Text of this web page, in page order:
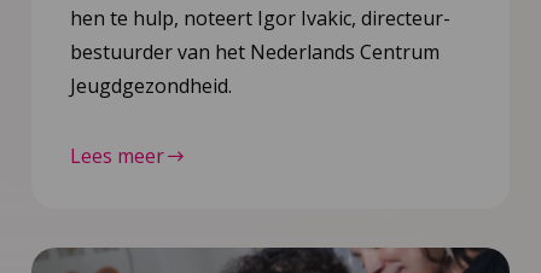
hen te hulp, noteert Igor Ivakic, directeur-
bestuurder van het Nederlands Centrum
Jeugdgezondheid.
Lees meer